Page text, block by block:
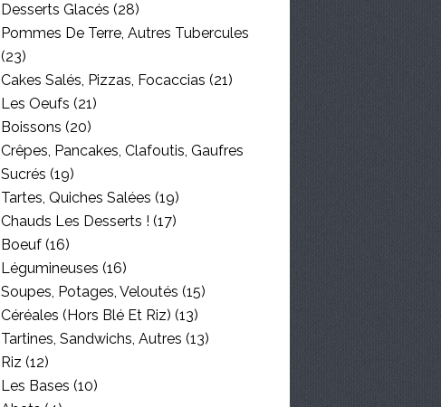
ACCOMPAGNEMENTS
Desserts Glacés (28)
Pommes De Terre, Autres Tubercules
(23)
Cakes Salés, Pizzas, Focaccias (21)
Les Oeufs (21)
Boissons (20)
Crêpes, Pancakes, Clafoutis, Gaufres
Sucrés (19)
Tartes, Quiches Salées (19)
Chauds Les Desserts ! (17)
Boeuf (16)
Légumineuses (16)
Soupes, Potages, Veloutés (15)
Céréales (hors Blé Et Riz) (13)
Tartines, Sandwichs, Autres (13)
Riz (12)
Les Bases (10)